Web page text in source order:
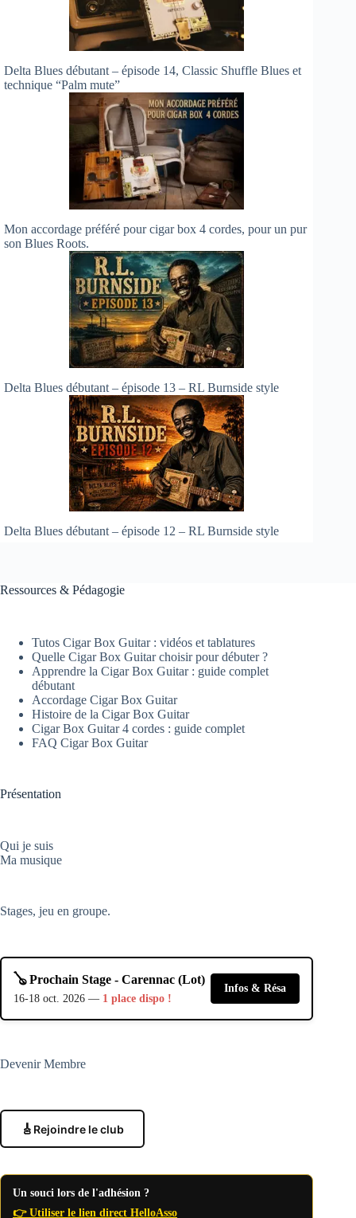
Delta Blues débutant – épisode 14, Classic Shuffle Blues et
technique “Palm mute”
Mon accordage préféré pour cigar box 4 cordes, pour un pur
son Blues Roots.
Delta Blues débutant – épisode 13 – RL Burnside style
Delta Blues débutant – épisode 12 – RL Burnside style
Ressources & Pédagogie
Tutos Cigar Box Guitar : vidéos et tablatures
Quelle Cigar Box Guitar choisir pour débuter ?
Apprendre la Cigar Box Guitar : guide complet
débutant
Accordage Cigar Box Guitar
Histoire de la Cigar Box Guitar
Cigar Box Guitar 4 cordes : guide complet
FAQ Cigar Box Guitar
Présentation
Qui je suis
Ma musique
Stages, jeu en groupe.
🪕 Prochain Stage - Carennac (Lot)
16-18 oct. 2026 — 1 place dispo !
Infos & Résa
Devenir Membre
🎸 Rejoindre le club
Un souci lors de l'adhésion ?
👉 Utiliser le lien direct HelloAsso